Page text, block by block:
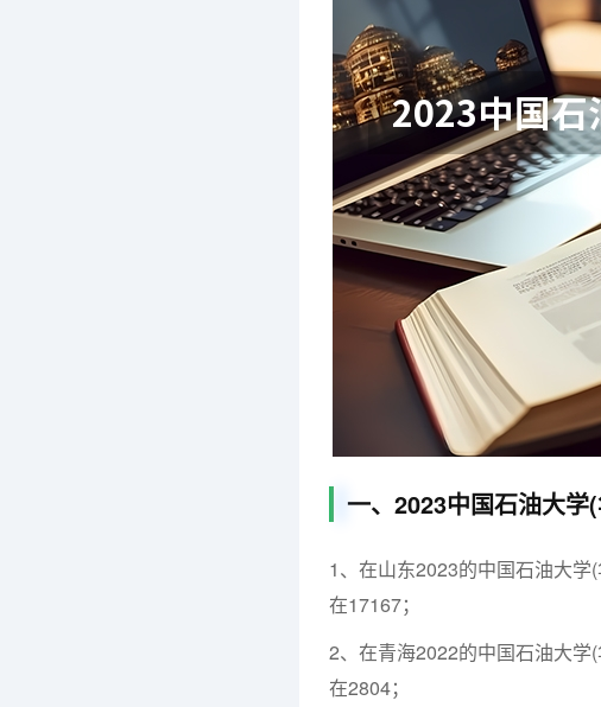
一、2023中国石油大
1、在山东2023的中国石油大
在17167；
2、在青海2022的中国石油大
在2804；